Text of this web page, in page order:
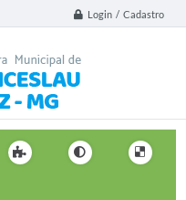
Login / Cadastro